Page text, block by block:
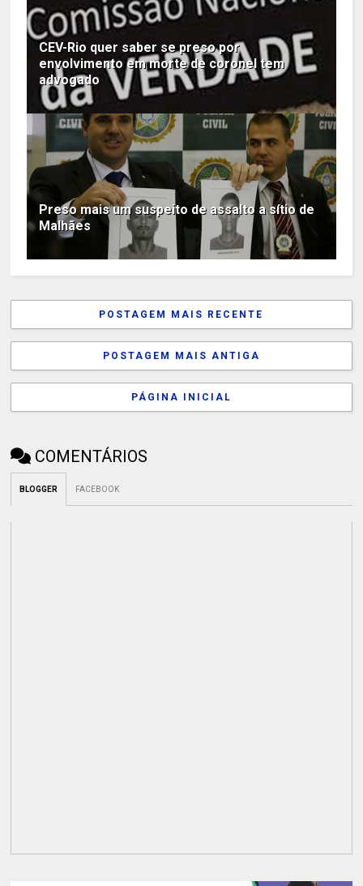
CEV-Rio quer saber se preso por
envolvimento em morte de coronel tem
advogado
Preso mais um suspeito de assalto a sítio de
Malhães
POSTAGEM MAIS RECENTE
POSTAGEM MAIS ANTIGA
PÁGINA INICIAL
COMENTÁRIOS
BLOGGER FACEBOOK